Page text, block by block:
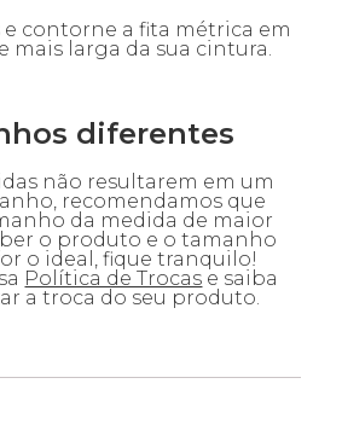
e contorne a fita métrica em
mais larga da sua cintura.
diferentes
não resultarem em um
recomendamos que
da medida de maior
o produto e o tamanho
o ideal, fique tranquilo!
Política de Trocas e saiba
a troca do seu produto.